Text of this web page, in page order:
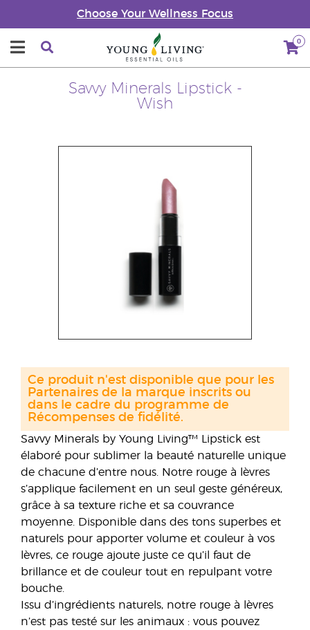
Choose Your Wellness Focus
0
Savvy Minerals Lipstick -
Wish
Savvy Minerals by Young Living™ Lipstick est
élaboré pour sublimer la beauté naturelle unique
de chacune d’entre nous. Notre rouge à lèvres
s’applique facilement en un seul geste généreux,
grâce à sa texture riche et sa couvrance
moyenne. Disponible dans des tons superbes et
naturels pour apporter volume et couleur à vos
lèvres, ce rouge ajoute juste ce qu’il faut de
brillance et de couleur tout en repulpant votre
bouche.
Issu d’ingrédients naturels, notre rouge à lèvres
n’est pas testé sur les animaux : vous pouvez
Ce produit n'est disponible que pour les
Partenaires de la marque inscrits ou
dans le cadre du programme de
Récompenses de fidélité.